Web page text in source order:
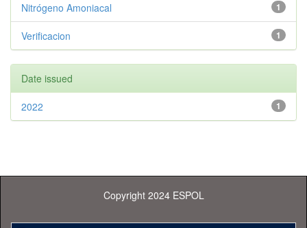
1
Nitrógeno Amoniacal
1
Verificacion
Date issued
1
2022
Copyright 2024 ESPOL